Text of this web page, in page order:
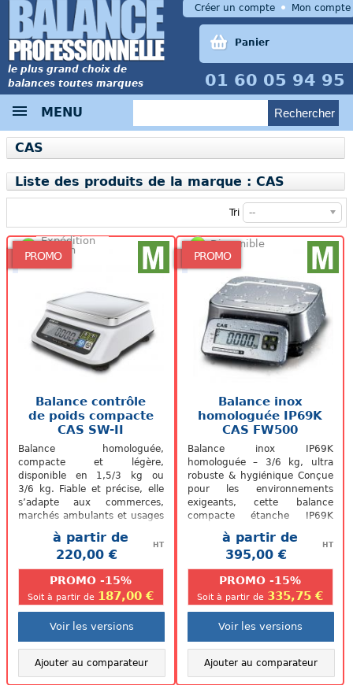
le plus grand choix de
balances toutes marques
01 60 05 94 95
Panier
Créer un compte Mon compte
MENU
CAS
Liste des produits de la marque : CAS
Tri --
PROMO
Expédition
48/72h
Balance contrôle
de poids compacte
CAS SW-II
Balance homologuée,
compacte et légère,
disponible en 1,5/3 kg ou
3/6 kg. Fiable et précise, elle
s’adapte aux commerces,
marchés ambulants et usages
industriels.
à partir de
220,00 €
HT
PROMO -15%
Soit à partir de 187,00 €
Voir les versions
Ajouter au comparateur
PROMO
Disponible
Balance inox
homologuée IP69K
CAS FW500
Balance inox IP69K
homologuée – 3/6 kg, ultra
robuste & hygiénique Conçue
pour les environnements
exigeants, cette balance
compacte étanche IP69K
résiste aux nettoyages haute
pression et à la...
à partir de
395,00 €
HT
PROMO -15%
Soit à partir de 335,75 €
Voir les versions
Ajouter au comparateur